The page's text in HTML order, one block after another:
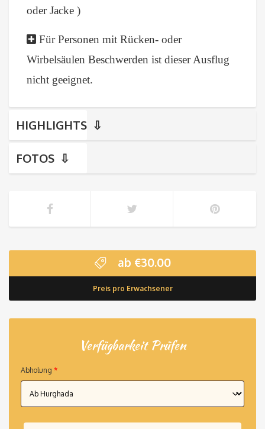
oder Jacke )
Für Personen mit Rücken- oder
Wirbelsäulen Beschwerden ist dieser Ausflug
nicht geeignet.
HIGHLIGHTS
FOTOS
ab €30.00
Preis pro Erwachsener
Verfügbarkeit Prüfen
Abholung *